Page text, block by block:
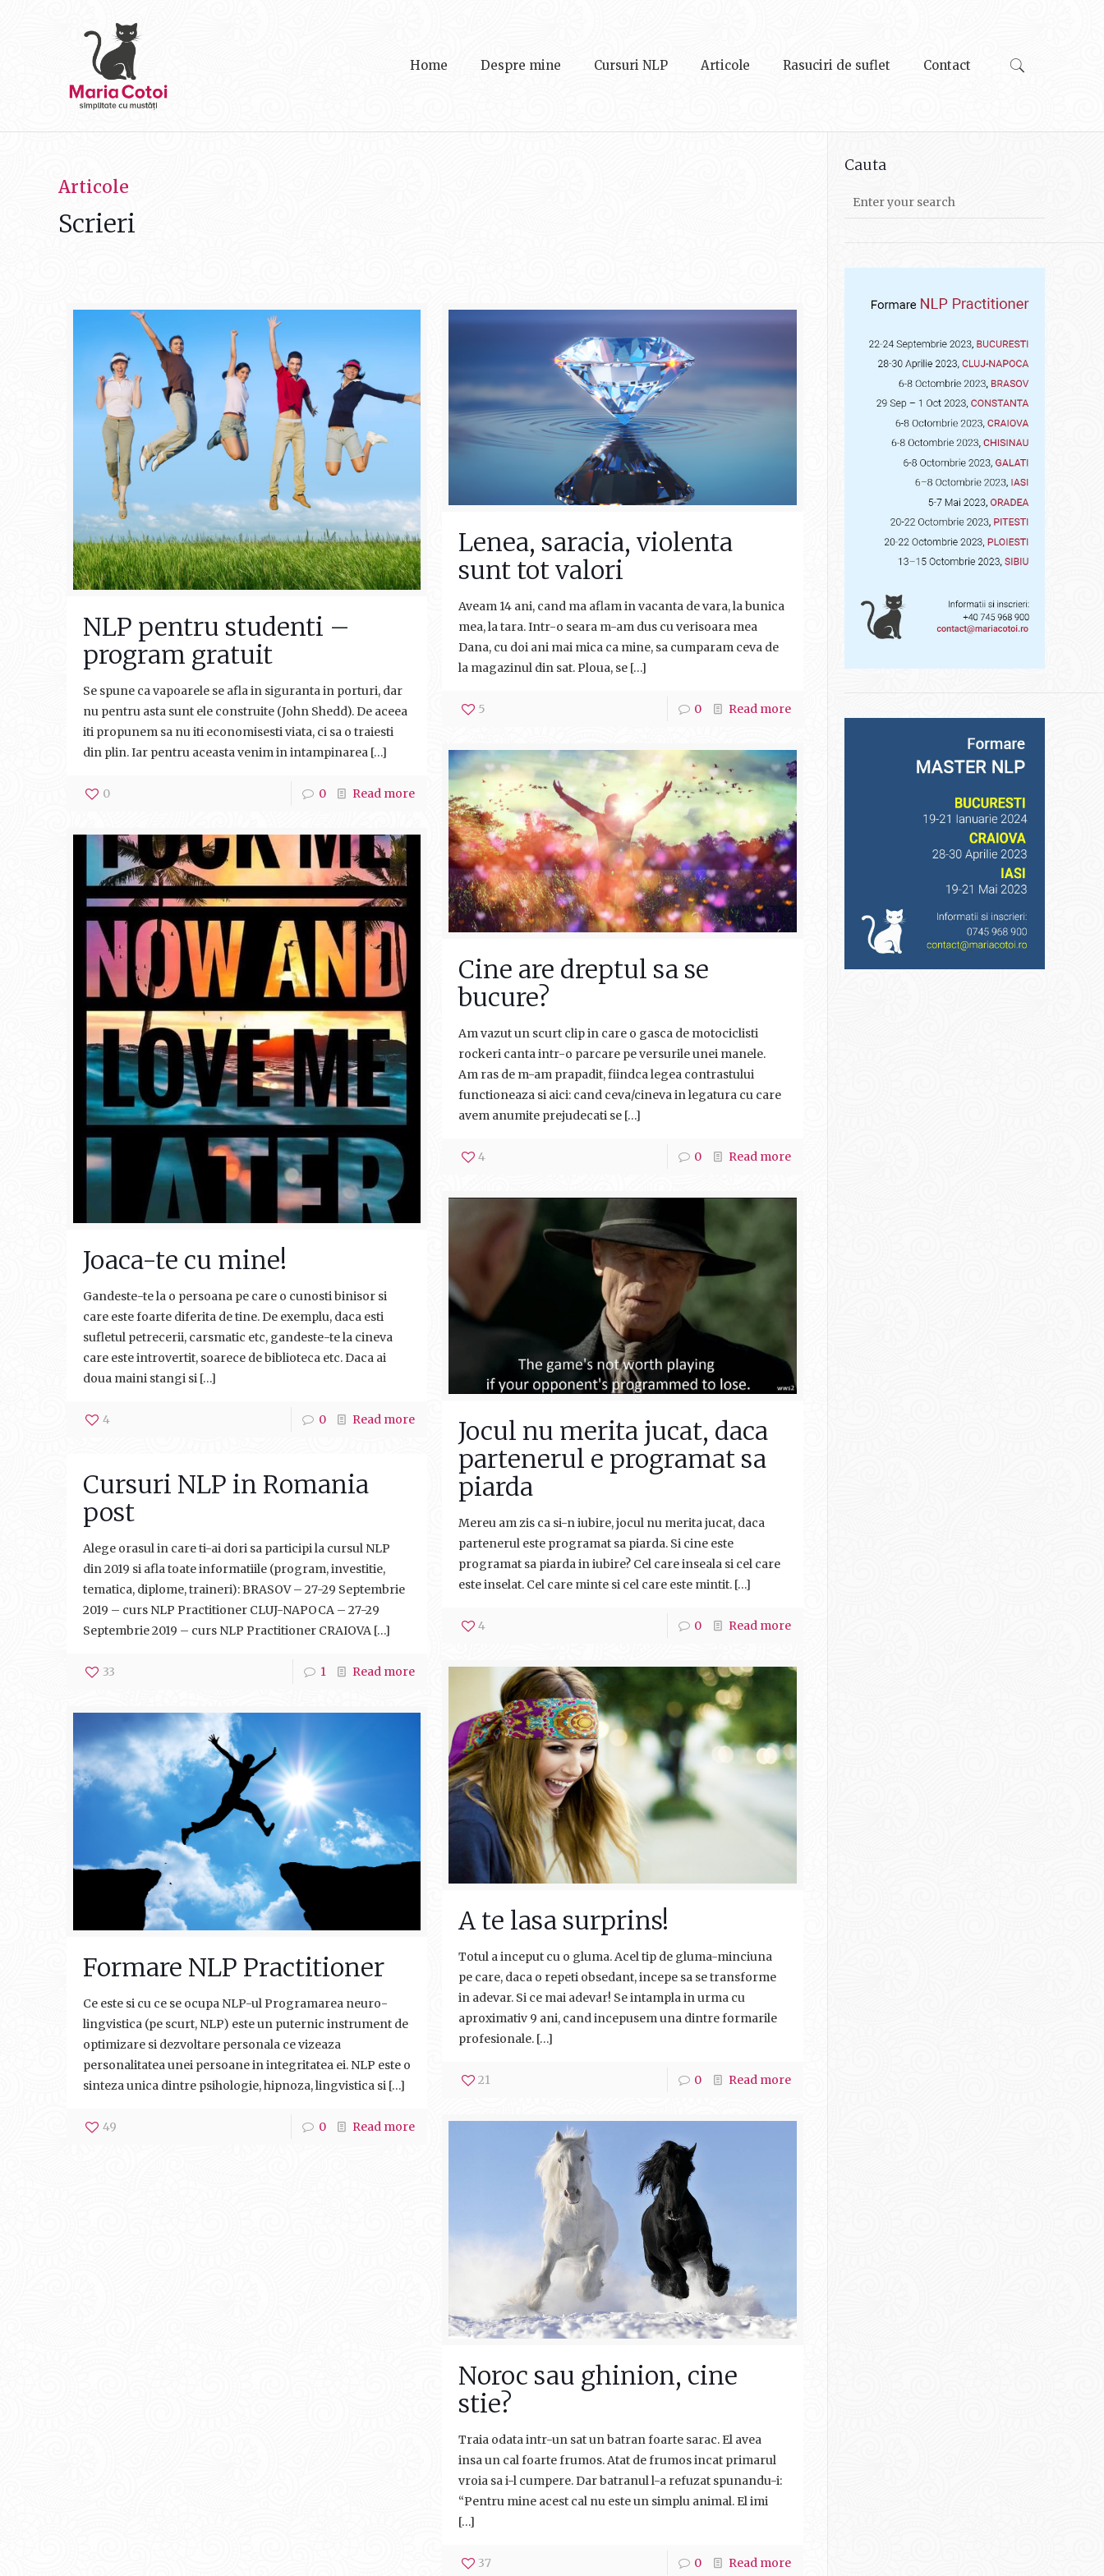
Home Despre mine Cursuri NLP Articole Rasuciri de suflet Contact
Articole
Scrieri
NLP pentru studenti –
program gratuit
Se spune ca vapoarele se afla in siguranta in porturi, dar
nu pentru asta sunt ele construite (John Shedd). De aceea
iti propunem sa nu iti economisesti viata, ci sa o traiesti
din plin. Iar pentru aceasta venim in intampinarea[…]
0 0 Read more
Lenea, saracia, violenta
sunt tot valori
Aveam 14 ani, cand ma aflam in vacanta de vara, la bunica
mea, la tara. Intr-o seara m-am dus cu verisoara mea
Dana, cu doi ani mai mica ca mine, sa cumparam ceva de
la magazinul din sat. Ploua, se […]
5 0 Read more
Cine are dreptul sa se
bucure?
Am vazut un scurt clip in care o gasca de motociclisti
rockeri canta intr-o parcare pe versurile unei manele.
Am ras de m-am prapadit, fiindca legea contrastului
functioneaza si aici: cand ceva/cineva in legatura cu care
avem anumite prejudecati se […]
4 0 Read more
Joaca-te cu mine!
Gandeste-te la o persoana pe care o cunosti binisor si
care este foarte diferita de tine. De exemplu, daca esti
sufletul petrecerii, carsmatic etc, gandeste-te la cineva
care este introvertit, soarece de biblioteca etc. Daca ai
doua maini stangi si[…]
4 0 Read more
Jocul nu merita jucat, daca
partenerul e programat sa
piarda
Mereu am zis ca si-n iubire, jocul nu merita jucat, daca
partenerul este programat sa piarda. Si cine este
programat sa piarda in iubire? Cel care inseala si cel care
este inselat. Cel care minte si cel care este mintit. […]
4 0 Read more
Cursuri NLP in Romania
post
Alege orasul in care ti-ai dori sa participi la cursul NLP
din 2019 si afla toate informatiile (program, investitie,
tematica, diplome, traineri): BRASOV – 27-29 Septembrie
2019 – curs NLP Practitioner CLUJ-NAPOCA – 27-29
Septembrie 2019 – curs NLP Practitioner CRAIOVA[…]
33 1 Read more
A te lasa surprins!
Totul a inceput cu o gluma. Acel tip de gluma-minciuna
pe care, daca o repeti obsedant, incepe sa se transforme
in adevar. Si ce mai adevar! Se intampla in urma cu
aproximativ 9 ani, cand incepusem una dintre formarile
profesionale. […]
21 0 Read more
Formare NLP Practitioner
Ce este si cu ce se ocupa NLP-ul Programarea neuro-
lingvistica (pe scurt, NLP) este un puternic instrument de
optimizare si dezvoltare personala ce vizeaza
personalitatea unei persoane in integritatea ei. NLP este o
sinteza unica dintre psihologie, hipnoza, lingvistica si[…]
49 0 Read more
Noroc sau ghinion, cine
stie?
Traia odata intr-un sat un batran foarte sarac. El avea
insa un cal foarte frumos. Atat de frumos incat primarul
vroia sa i-l cumpere. Dar batranul l-a refuzat spunandu-i:
“Pentru mine acest cal nu este un simplu animal. El imi
[…]
37 0 Read more
Cauta